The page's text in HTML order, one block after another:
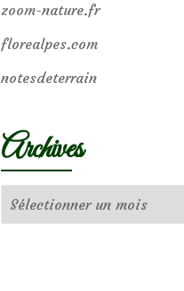
zoom-nature.fr
florealpes.com
notesdeterrain
Archives
Archives